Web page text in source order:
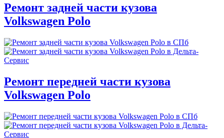
Ремонт задней части кузова
Volkswagen Polo
Ремонт передней части кузова
Volkswagen Polo